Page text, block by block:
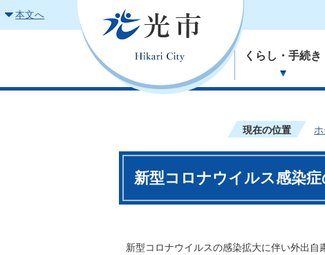
本文へ
くらし・手続き
現在の位置
新型コロナウイルス感染
新型コロナウイルスの感染拡大に伴い外出